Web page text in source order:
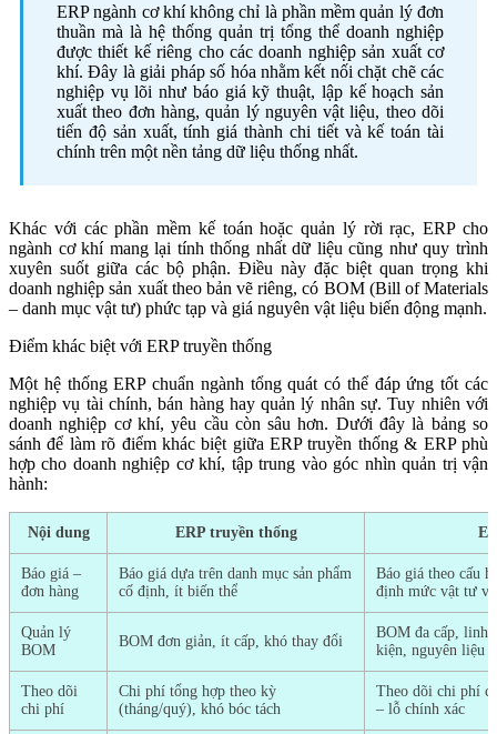
ERP ngành cơ khí không chỉ là phần mềm quản lý đơn
thuần mà là hệ thống quản trị tổng thể doanh nghiệp
được thiết kế riêng cho các doanh nghiệp sản xuất cơ
khí. Đây là giải pháp số hóa nhằm kết nối chặt chẽ các
nghiệp vụ lõi như báo giá kỹ thuật, lập kế hoạch sản
xuất theo đơn hàng, quản lý nguyên vật liệu, theo dõi
tiến độ sản xuất, tính giá thành chi tiết và kế toán tài
chính trên một nền tảng dữ liệu thống nhất.
Khác với các phần mềm kế toán hoặc quản lý rời rạc, ERP cho
ngành cơ khí mang lại tính thống nhất dữ liệu cũng như quy trình
xuyên suốt giữa các bộ phận. Điều này đặc biệt quan trọng khi
doanh nghiệp sản xuất theo bản vẽ riêng, có BOM (Bill of Materials
– danh mục vật tư) phức tạp và giá nguyên vật liệu biến động mạnh.
Điểm khác biệt với ERP truyền thống
Một hệ thống ERP chuẩn ngành tổng quát có thể đáp ứng tốt các
nghiệp vụ tài chính, bán hàng hay quản lý nhân sự. Tuy nhiên với
doanh nghiệp cơ khí, yêu cầu còn sâu hơn. Dưới đây là bảng so
sánh để làm rõ điểm khác biệt giữa ERP truyền thống & ERP phù
hợp cho doanh nghiệp cơ khí, tập trung vào góc nhìn quản trị vận
hành:
Nội dung ERP truyền thống
Báo giá –
đơn hàng
Báo giá dựa trên danh mục sản phẩm
cố định, ít biến thể
Báo giá theo cấu
định mức vật tư và
Quản lý
BOM
BOM đơn giản, ít cấp, khó thay đổi
BOM đa cấp, linh
kiện, nguyên liệu
Theo dõi
chi phí
Chi phí tổng hợp theo kỳ
(tháng/quý), khó bóc tách
Theo dõi chi phí
– lỗ chính xác